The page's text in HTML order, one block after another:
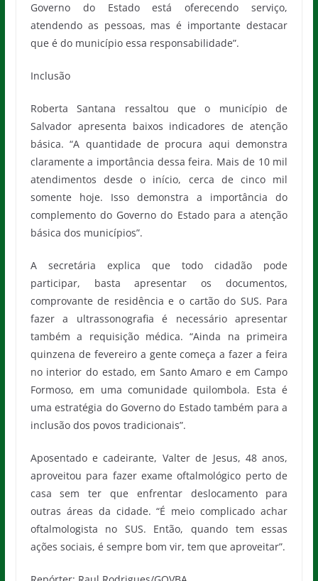
Governo do Estado está oferecendo serviço,
atendendo as pessoas, mas é importante destacar
que é do município essa responsabilidade”.
Inclusão
Roberta Santana ressaltou que o município de
Salvador apresenta baixos indicadores de atenção
básica. “A quantidade de procura aqui demonstra
claramente a importância dessa feira. Mais de 10 mil
atendimentos desde o início, cerca de cinco mil
somente hoje. Isso demonstra a importância do
complemento do Governo do Estado para a atenção
básica dos municípios”.
A secretária explica que todo cidadão pode
participar, basta apresentar os documentos,
comprovante de residência e o cartão do SUS. Para
fazer a ultrassonografia é necessário apresentar
também a requisição médica. “Ainda na primeira
quinzena de fevereiro a gente começa a fazer a feira
no interior do estado, em Santo Amaro e em Campo
Formoso, em uma comunidade quilombola. Esta é
uma estratégia do Governo do Estado também para a
inclusão dos povos tradicionais”.
Aposentado e cadeirante, Valter de Jesus, 48 anos,
aproveitou para fazer exame oftalmológico perto de
casa sem ter que enfrentar deslocamento para
outras áreas da cidade. “É meio complicado achar
oftalmologista no SUS. Então, quando tem essas
ações sociais, é sempre bom vir, tem que aproveitar”.